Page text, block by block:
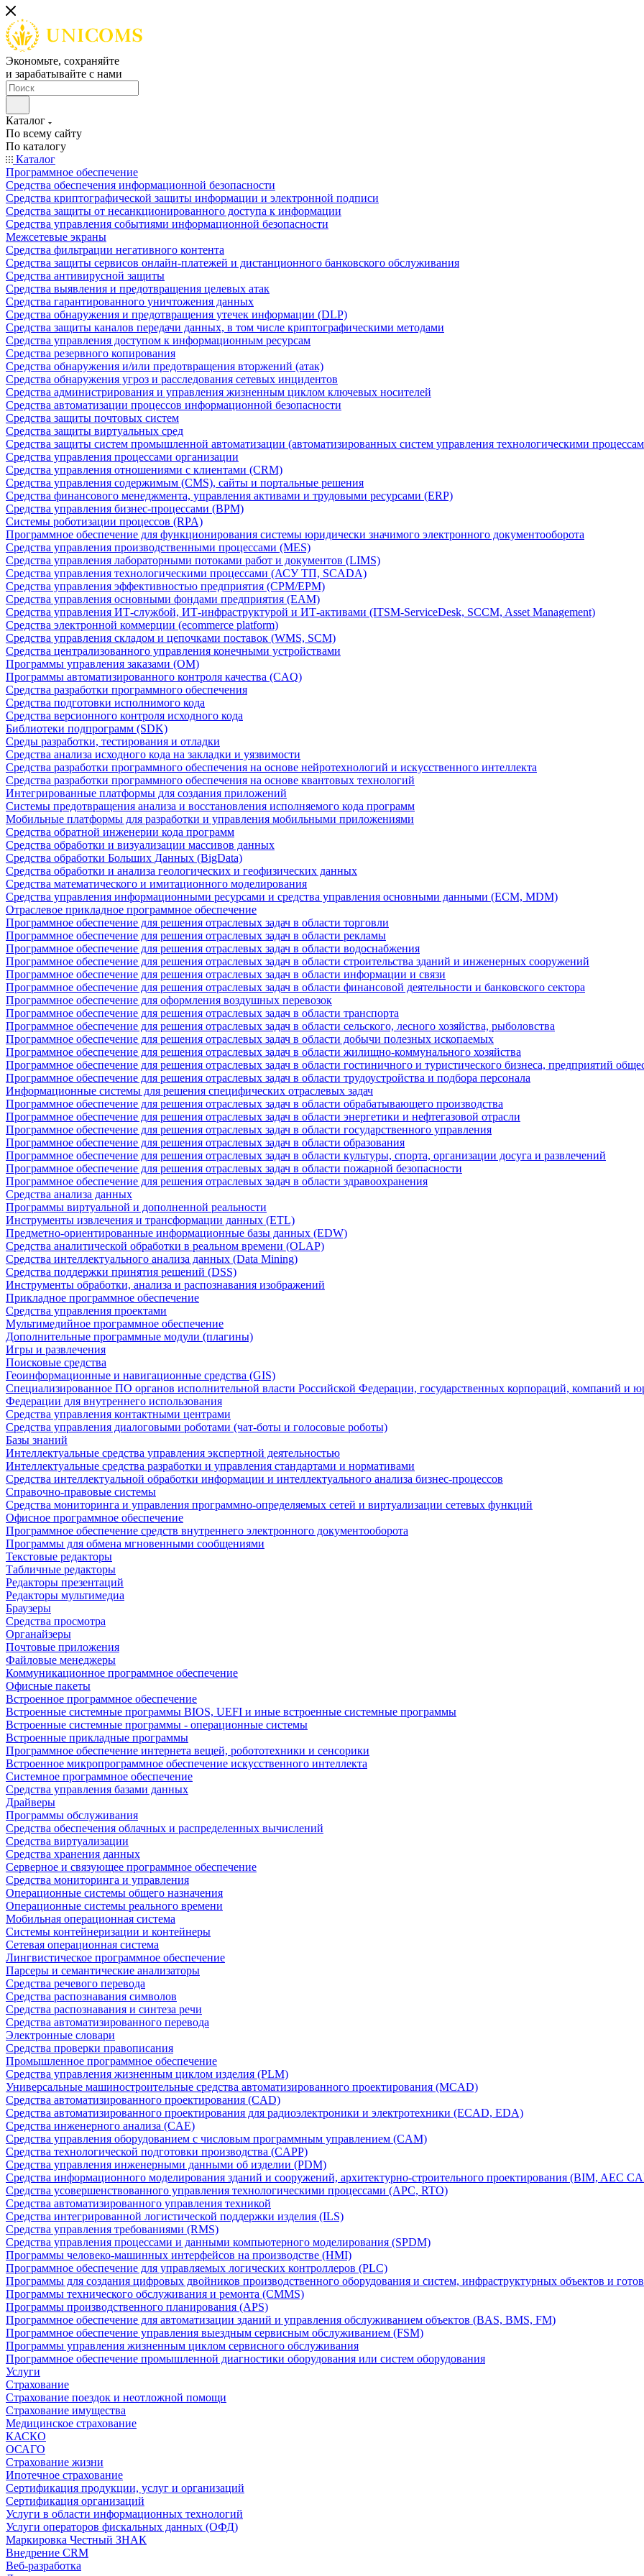
Экономьте, сохраняйте
и зарабатывайте с нами
Каталог
По всему сайту
По каталогу
Каталог
Программное обеспечение
Средства обеспечения информационной безопасности
Средства криптографической защиты информации и электронной подписи
Средства защиты от несанкционированного доступа к информации
Средства управления событиями информационной безопасности
Межсетевые экраны
Средства фильтрации негативного контента
Средства защиты сервисов онлайн-платежей и дистанционного банковского обслуживания
Средства антивирусной защиты
Средства выявления и предотвращения целевых атак
Средства гарантированного уничтожения данных
Средства обнаружения и предотвращения утечек информации (DLP)
Средства защиты каналов передачи данных, в том числе криптографическими методами
Средства управления доступом к информационным ресурсам
Средства резервного копирования
Средства обнаружения и/или предотвращения вторжений (атак)
Средства обнаружения угроз и расследования сетевых инцидентов
Средства администрирования и управления жизненным циклом ключевых носителей
Средства автоматизации процессов информационной безопасности
Средства защиты почтовых систем
Средства защиты виртуальных сред
Средства защиты систем промышленной автоматизации (автоматизированных систем управления технологическими
Средства управления процессами организации
Средства управления отношениями с клиентами (CRM)
Средства управления содержимым (CMS), сайты и портальные решения
Средства финансового менеджмента, управления активами и трудовыми ресурсами (ERP)
Средства управления бизнес-процессами (BPM)
Системы роботизации процессов (RPA)
Программное обеспечение для функционирования системы юридически значимого электронного документооборота
Средства управления производственными процессами (MES)
Средства управления лабораторными потоками работ и документов (LIMS)
Средства управления технологическими процессами (АСУ ТП, SCADA)
Средства управления эффективностью предприятия (CPM/EPM)
Средства управления основными фондами предприятия (EAM)
Средства управления ИТ-службой, ИТ-инфраструктурой и ИТ-активами (ITSM-ServiceDesk, SCCM, Asset Management)
Средства электронной коммерции (ecommerce platform)
Средства управления складом и цепочками поставок (WMS, SCM)
Средства централизованного управления конечными устройствами
Программы управления заказами (OM)
Программы автоматизированного контроля качества (CAQ)
Средства разработки программного обеспечения
Средства подготовки исполнимого кода
Средства версионного контроля исходного кода
Библиотеки подпрограмм (SDK)
Среды разработки, тестирования и отладки
Средства анализа исходного кода на закладки и уязвимости
Средства разработки программного обеспечения на основе нейротехнологий и искусственного интеллекта
Средства разработки программного обеспечения на основе квантовых технологий
Интегрированные платформы для создания приложений
Системы предотвращения анализа и восстановления исполняемого кода программ
Мобильные платформы для разработки и управления мобильными приложениями
Средства обратной инженерии кода программ
Средства обработки и визуализации массивов данных
Средства обработки Больших Данных (BigData)
Средства обработки и анализа геологических и геофизических данных
Средства математического и имитационного моделирования
Средства управления информационными ресурсами и средства управления основными данными (ECM, MDM)
Отраслевое прикладное программное обеспечение
Программное обеспечение для решения отраслевых задач в области торговли
Программное обеспечение для решения отраслевых задач в области рекламы
Программное обеспечение для решения отраслевых задач в области водоснабжения
Программное обеспечение для решения отраслевых задач в области строительства зданий и инженерных сооружений
Программное обеспечение для решения отраслевых задач в области информации и связи
Программное обеспечение для решения отраслевых задач в области финансовой деятельности и банковского сектора
Программное обеспечение для оформления воздушных перевозок
Программное обеспечение для решения отраслевых задач в области транспорта
Программное обеспечение для решения отраслевых задач в области сельского, лесного хозяйства, рыболовства
Программное обеспечение для решения отраслевых задач в области добычи полезных ископаемых
Программное обеспечение для решения отраслевых задач в области жилищно-коммунального хозяйства
Программное обеспечение для решения отраслевых задач в области гостиничного и туристического бизнеса, предприятий
Программное обеспечение для решения отраслевых задач в области трудоустройства и подбора персонала
Информационные системы для решения специфических отраслевых задач
Программное обеспечение для решения отраслевых задач в области обрабатывающего производства
Программное обеспечение для решения отраслевых задач в области энергетики и нефтегазовой отрасли
Программное обеспечение для решения отраслевых задач в области государственного управления
Программное обеспечение для решения отраслевых задач в области образования
Программное обеспечение для решения отраслевых задач в области культуры, спорта, организации досуга и развлечений
Программное обеспечение для решения отраслевых задач в области пожарной безопасности
Программное обеспечение для решения отраслевых задач в области здравоохранения
Средства анализа данных
Программы виртуальной и дополненной реальности
Инструменты извлечения и трансформации данных (ETL)
Предметно-ориентированные информационные базы данных (EDW)
Средства аналитической обработки в реальном времени (OLAP)
Средства интеллектуального анализа данных (Data Mining)
Средства поддержки принятия решений (DSS)
Инструменты обработки, анализа и распознавания изображений
Прикладное программное обеспечение
Средства управления проектами
Мультимедийное программное обеспечение
Дополнительные программные модули (плагины)
Игры и развлечения
Поисковые средства
Геоинформационные и навигационные средства (GIS)
Специализированное ПО органов исполнительной власти Российской Федерации, государственных корпораций, компаний и
Федерации для внутреннего использования
Средства управления контактными центрами
Средства управления диалоговыми роботами (чат-боты и голосовые роботы)
Базы знаний
Интеллектуальные средства управления экспертной деятельностью
Интеллектуальные средства разработки и управления стандартами и нормативами
Средства интеллектуальной обработки информации и интеллектуального анализа бизнес-процессов
Справочно-правовые системы
Средства мониторинга и управления программно-определяемых сетей и виртуализации сетевых функций
Офисное программное обеспечение
Программное обеспечение средств внутреннего электронного документооборота
Программы для обмена мгновенными сообщениями
Текстовые редакторы
Табличные редакторы
Редакторы презентаций
Редакторы мультимедиа
Браузеры
Средства просмотра
Органайзеры
Почтовые приложения
Файловые менеджеры
Коммуникационное программное обеспечение
Офисные пакеты
Встроенное программное обеспечение
Встроенные системные программы BIOS, UEFI и иные встроенные системные программы
Встроенные системные программы - операционные системы
Встроенные прикладные программы
Программное обеспечение интернета вещей, робототехники и сенсорики
Встроенное микропрограммное обеспечение искусственного интеллекта
Системное программное обеспечение
Средства управления базами данных
Драйверы
Программы обслуживания
Средства обеспечения облачных и распределенных вычислений
Средства виртуализации
Средства хранения данных
Серверное и связующее программное обеспечение
Средства мониторинга и управления
Операционные системы общего назначения
Операционные системы реального времени
Мобильная операционная система
Системы контейнеризации и контейнеры
Сетевая операционная система
Лингвистическое программное обеспечение
Парсеры и семантические анализаторы
Средства речевого перевода
Средства распознавания символов
Средства распознавания и синтеза речи
Средства автоматизированного перевода
Электронные словари
Средства проверки правописания
Промышленное программное обеспечение
Средства управления жизненным циклом изделия (PLM)
Универсальные машиностроительные средства автоматизированного проектирования (MCAD)
Средства автоматизированного проектирования (CAD)
Средства автоматизированного проектирования для радиоэлектроники и электротехники (ECAD, EDA)
Средства инженерного анализа (CAE)
Средства управления оборудованием с числовым программным управлением (CAM)
Средства технологической подготовки производства (CAPP)
Средства управления инженерными данными об изделии (PDM)
Средства информационного моделирования зданий и сооружений, архитектурно-строительного проектирования (BIM, AEC
Средства усовершенствованного управления технологическими процессами (APC, RTO)
Средства автоматизированного управления техникой
Средства интегрированной логистической поддержки изделия (ILS)
Средства управления требованиями (RMS)
Средства управления процессами и данными компьютерного моделирования (SPDM)
Программы человеко-машинных интерфейсов на производстве (HMI)
Программное обеспечение для управляемых логических контроллеров (PLC)
Программы для создания цифровых двойников производственного оборудования и систем, инфраструктурных объектов и
Программы технического обслуживания и ремонта (CMMS)
Программы производственного планирования (APS)
Программное обеспечение для автоматизации зданий и управления обслуживанием объектов (BAS, BMS, FM)
Программное обеспечение управления выездным сервисным обслуживанием (FSM)
Программы управления жизненным циклом сервисного обслуживания
Программное обеспечение промышленной диагностики оборудования или систем оборудования
Услуги
Страхование
Страхование поездок и неотложной помощи
Страхование имущества
Медицинское страхование
КАСКО
ОСАГО
Страхование жизни
Ипотечное страхование
Сертификация продукции, услуг и организаций
Сертификация организаций
Услуги в области информационных технологий
Услуги операторов фискальных данных (ОФД)
Маркировка Честный ЗНАК
Внедрение CRM
Веб-разработка